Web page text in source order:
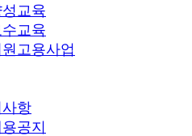
교육
교육
고용사업
항
공지